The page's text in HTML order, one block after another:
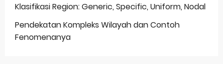
Klasifikasi Region: Generic, Specific, Uniform, Nodal
Pendekatan Kompleks Wilayah dan Contoh
Fenomenanya